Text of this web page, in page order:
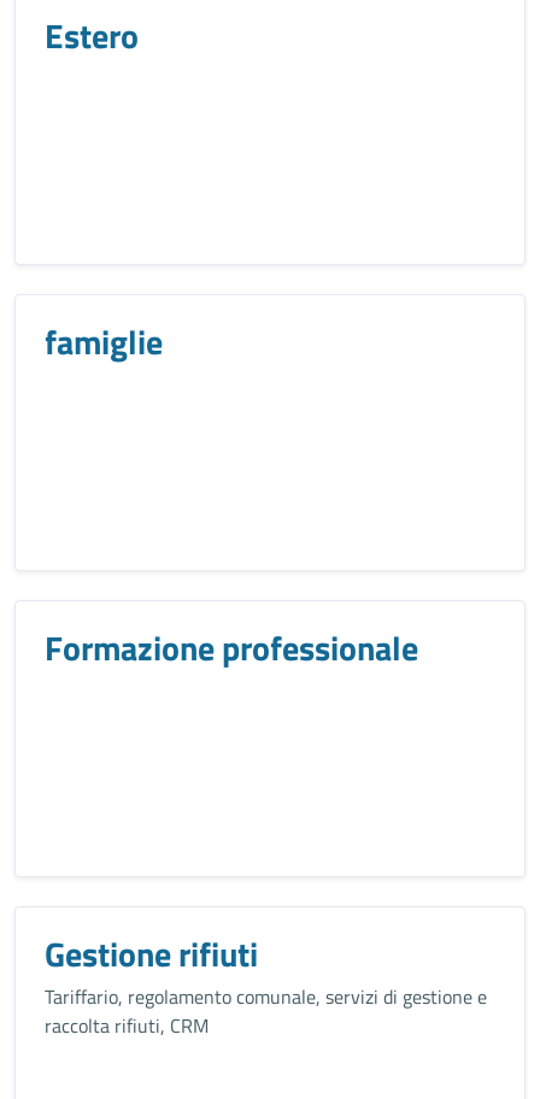
Estero
famiglie
Formazione professionale
Gestione rifiuti
Tariffario, regolamento comunale, servizi di gestione e
raccolta rifiuti, CRM